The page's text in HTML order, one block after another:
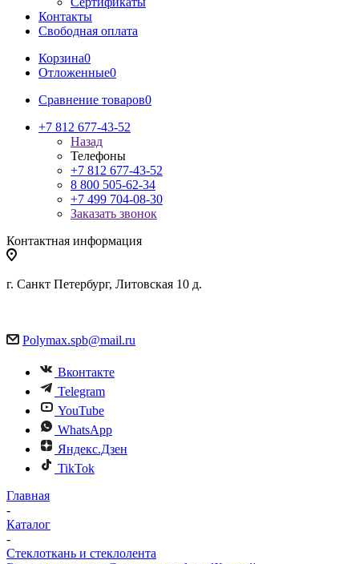
Контакты
Свободная оплата
Корзина0
Отложенные0
Сравнение товаров0
+7 812 677-43-52
Назад
Телефоны
+7 812 677-43-52
8 800 505-62-34
+7 499 704-08-30
Заказать звонок
Контактная информация
г. Санкт Петербург, Литовская 10 д.
Polymax.spb@mail.ru
Вконтакте
Telegram
YouTube
WhatsApp
Яндекс.Дзен
TikTok
Главная
-
Каталог
-
Стеклоткань и стеклолента